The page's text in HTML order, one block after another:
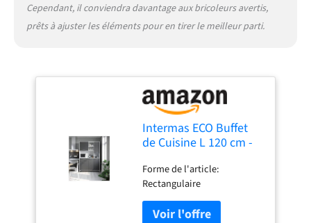
Cependant, il conviendra davantage aux bricoleurs avertis,
prêts à ajuster les éléments pour en tirer le meilleur parti.
Intermas ECO Buffet
de Cuisine L 120 cm -
Forme de l'article:
Rectangulaire